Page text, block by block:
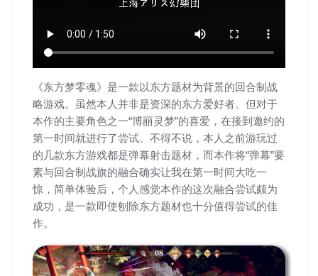
《东方梦零魂》是一款以东方题材为背景的回合制战
略游戏。虽然本人并非是资深的东方爱好者。但对于
本作的主要角色之一“博丽灵梦”的喜爱，在接到邀约的
第一时间就进行了尝试。不得不说，本人之前游玩过
的几款东方游戏都是弹幕射击题材，而本作将“弹幕”要
素与回合制战旗的融合确实让我在第一时间大吃一
惊，简单体验后，个人感觉本作的这次融合尝试颇为
成功，是一款即使刨除东方题材也十分值得尝试的佳
作。